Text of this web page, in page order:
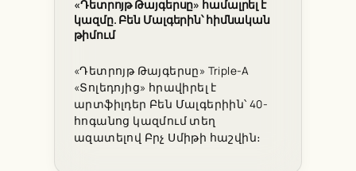
«Դետրոյթ Թայգերսը» համալրել է
կազմը. Բեն Մալգերին՝ հիմնական
թիմում
«Դետրոյթ Թայգերսը» Triple-A
«Տոլեդոյից» հրավիրել է
արտֆիլդեր Բեն Մալգերիին՝ 40-
հոգանոց կազմում տեղ
ազատելով Բրչ Սմիթի հաշվին։